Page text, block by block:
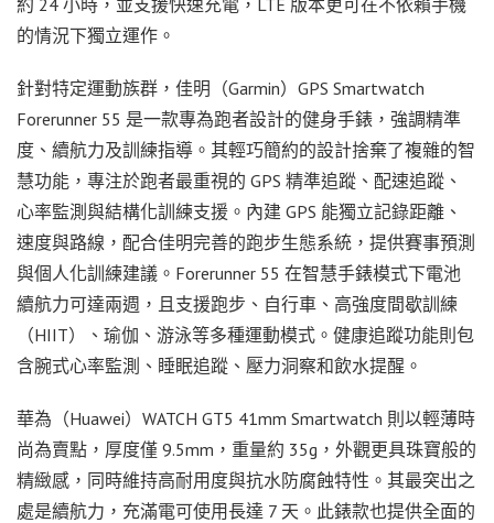
的情況下獨立運作。
針對特定運動族群，佳明（Garmin）GPS Smartwatch
Forerunner 55 是一款專為跑者設計的健身手錶，強調精準
度、續航力及訓練指導。其輕巧簡約的設計捨棄了複雜的智
慧功能，專注於跑者最重視的 GPS 精準追蹤、配速追蹤、
心率監測與結構化訓練支援。內建 GPS 能獨立記錄距離、
速度與路線，配合佳明完善的跑步生態系統，提供賽事預測
與個人化訓練建議。Forerunner 55 在智慧手錶模式下電池
續航力可達兩週，且支援跑步、自行車、高強度間歇訓練
（HIIT）、瑜伽、游泳等多種運動模式。健康追蹤功能則包
含腕式心率監測、睡眠追蹤、壓力洞察和飲水提醒。
華為（Huawei）WATCH GT5 41mm Smartwatch 則以輕薄時
尚為賣點，厚度僅 9.5mm，重量約 35g，外觀更具珠寶般的
精緻感，同時維持高耐用度與抗水防腐蝕特性。其最突出之
處是續航力，充滿電可使用長達 7 天。此錶款也提供全面的